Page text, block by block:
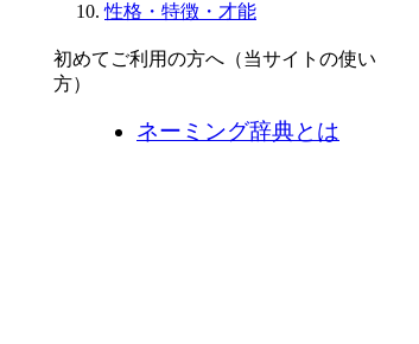
性格・特徴・才能
初めてご利用の方へ（当サイトの使い
方）
ネーミング辞典とは